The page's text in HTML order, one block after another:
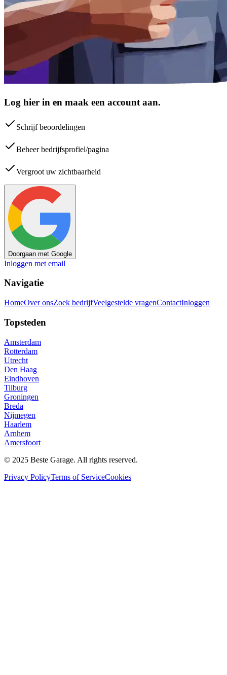
Log hier in en maak een account aan.
Schrijf beoordelingen
Beheer bedrijfsprofiel/pagina
Vergroot uw zichtbaarheid
Doorgaan met Google
Inloggen met email
Navigatie
HomeOver onsZoek bedrijfVeelgestelde vragenContactInloggen
Topsteden
Amsterdam
Rotterdam
Utrecht
Den Haag
Eindhoven
Tilburg
Groningen
Breda
Nijmegen
Haarlem
Arnhem
Amersfoort
© 2025 Beste Garage. All rights reserved.
Privacy PolicyTerms of ServiceCookies